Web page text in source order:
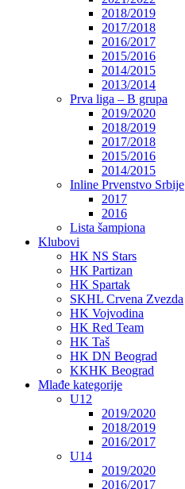
2018/2019
2017/2018
2016/2017
2015/2016
2014/2015
2013/2014
Prva liga – B grupa
2019/2020
2018/2019
2017/2018
2015/2016
2014/2015
Inline Prvenstvo Srbije
2017
2016
Lista šampiona
Klubovi
HK NS Stars
HK Partizan
HK Spartak
SKHL Crvena Zvezda
HK Vojvodina
HK Red Team
HK Taš
HK DN Beograd
KKHK Beograd
Mlađe kategorije
U12
2019/2020
2018/2019
2016/2017
U14
2019/2020
2016/2017